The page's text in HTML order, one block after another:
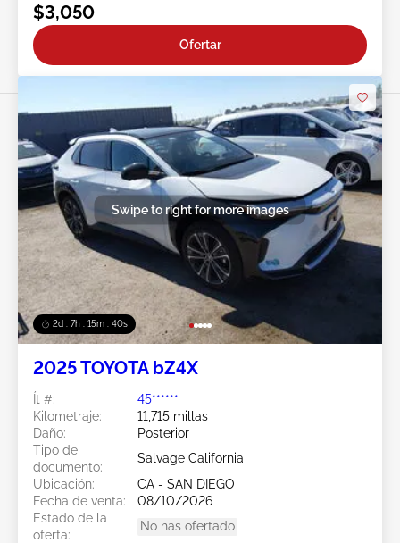
$3,050
Ofertar
2d : 7h : 15m : 38s
Swipe to right for more images
2025 TOYOTA bZ4X
Ít #:
45******
Kilometraje:
11,715 millas
Daño:
Posterior
Tipo de
documento:
Salvage California
Ubicación:
CA - SAN DIEGO
Fecha de venta:
08/10/2026
Estado de la
oferta:
No has ofertado